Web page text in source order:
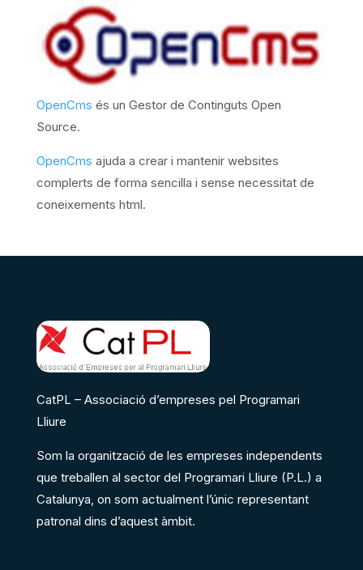
OpenCms és un Gestor de Continguts Open
Source.
OpenCms ajuda a crear i mantenir websites
complerts de forma sencilla i sense necessitat de
coneixements html.
CatPL – Associació d’empreses pel Programari
Lliure
Som la organització de les empreses independents
que treballen al sector del Programari Lliure (P.L.) a
Catalunya, on som actualment l’únic representant
patronal dins d’aquest àmbit.